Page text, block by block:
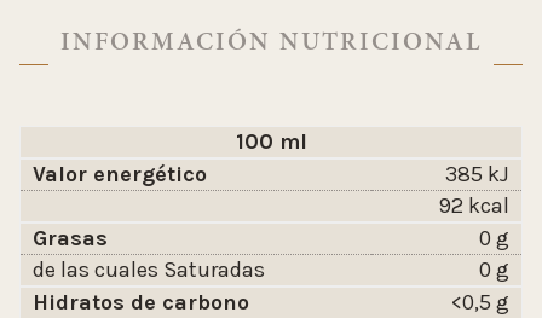
INFORMACIÓN NUTRICIONAL
100 ml
Valor energético
385 kJ
92 kcal
Grasas
0 g
de las cuales Saturadas
0 g
Hidratos de carbono
<0,5 g